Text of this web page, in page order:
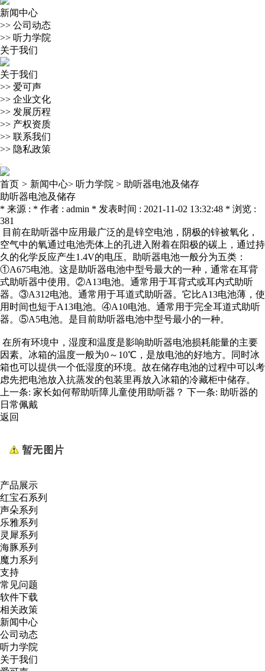
新闻中心
>> 公司动态
>> 听力学院
关于我们
关于我们
>> 爱可声
>> 企业文化
>> 发展历程
>> 产权资质
>> 联系我们
>> 隐私政策
首页 > 新闻中心> 听力学院 > 助听器电池及储存
助听器电池及储存
* 来源 : * 作者 : admin * 发表时间 : 2021-11-02 13:32:48 * 浏览 :
381
目前在助听器中应用最广泛的是锌空电池，阴极的锌被氧化，
空气中的氧通过电池壳体上的孔进入附着在阳极的碳上，通过持
久的化学反应产生1.4V的电压。助听器电池一般分为五类：
①A675电池。这是助听器电池中型号最大的一种，通常在耳背
式助听器中使用。②A13电池。通常用于耳背式或耳内式助听
器。③A312电池。通常用于耳道式助听器。它比A13电池薄，使
用时间也短于A13电池。④A10电池。通常用于完全耳道式助听
器。⑤A5电池。是目前助听器电池中型号最小的一种。
在所有环境中，湿度和温度是影响助听器电池损耗能量的主要
因素。冰箱的温度一般为0～10℃，是放电池的好地方。同时冰
箱也可以提供一个低湿度的环境。故在储存电池的过程中可以考
虑先把电池放入抗蒸发的包装里再放入冰箱的冷藏柜中储存。
上一条: 家长如何帮助听障儿童使用助听器？ 下一条: 助听器的
日常佩戴
返回
产品展示
红宝石系列
声朵系列
乐雅系列
灵犀系列
海豚系列
魔力系列
支持
常见问题
软件下载
相关政策
新闻中心
公司动态
听力学院
关于我们